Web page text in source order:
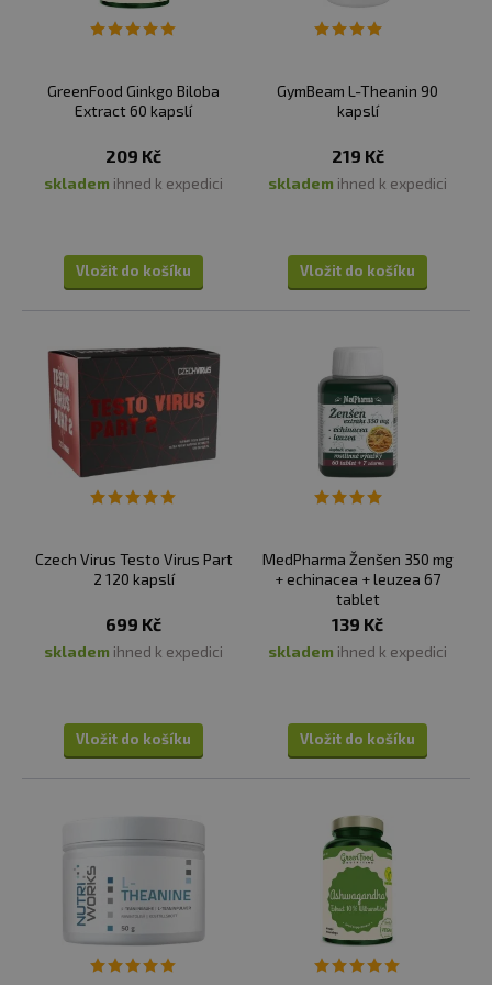
s vysokým obsahem účinných látek, a to jak v kombinaci
pro zvýšení účinku, tak jednotlivě.
GreenFood Ginkgo Biloba
Extract 60 kapslí
209 Kč
skladem ihned k expedici
Vložit do košíku
GymBeam L-Theanin 90
kapslí
219 Kč
skladem ihned k expedici
Vložit do košíku
Czech Virus Testo Virus Part
2 120 kapslí
699 Kč
skladem ihned k expedici
Vložit do košíku
MedPharma Ženšen 350 mg
+ echinacea + leuzea 67
tablet
139 Kč
skladem ihned k expedici
Vložit do košíku